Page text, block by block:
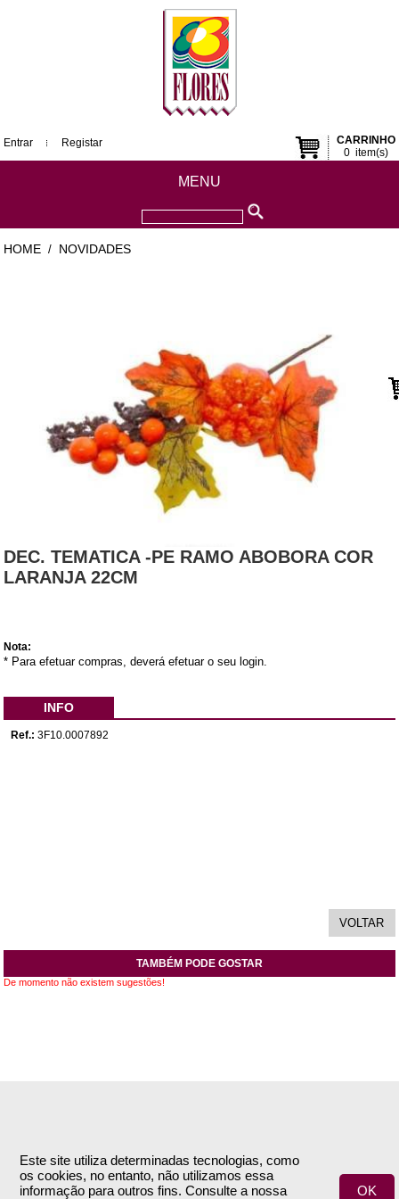
Este site utiliza determinadas tecnologias, como
os cookies, no entanto, não utilizamos essa
informação para outros fins. Consulte a nossa
OK
CARRINHO
0item(s)
Entrar Registar
MENU
HOME / NOVIDADES
DEC. TEMATICA -PE RAMO ABOBORA COR
LARANJA 22CM
Nota:
* Para efetuar compras, deverá efetuar o seu login.
INFO
Ref.: 3F10.0007892
TAMBÉM PODE GOSTAR
De momento não existem sugestões!
Empresa
Termos e Condições
Política de Privacidade
Encomendas & Pagamentos
Envio
Trocas & Devoluções